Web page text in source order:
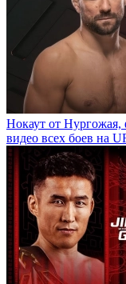
Нокаут от Нургожая,
видео всех боев на